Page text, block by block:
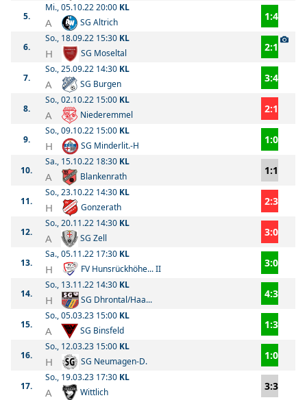
5.
Mi., 05.10.22 20:00 KL
A SG Altrich 1:4
6.
So., 18.09.22 15:30 KL
H SG Moseltal 2:1
7.
So., 25.09.22 14:30 KL
A SG Burgen 3:4
8.
So., 02.10.22 15:00 KL
A Niederemmel 2:1
9.
So., 09.10.22 15:00 KL
H SG Minderlit.-H 1:0
10.
Sa., 15.10.22 18:30 KL
A Blankenrath 1:1
11.
So., 23.10.22 14:30 KL
H Gonzerath 2:3
12.
So., 20.11.22 14:30 KL
A SG Zell 3:0
13.
Sa., 05.11.22 17:30 KL
H FV Hunsrückhöhe... II 3:0
14.
So., 13.11.22 14:30 KL
H SG Dhrontal/Haa... 4:3
15.
So., 05.03.23 15:00 KL
A SG Binsfeld 1:3
16.
So., 12.03.23 15:00 KL
H SG Neumagen-D. 1:0
17.
So., 19.03.23 17:30 KL
A Wittlich 3:3